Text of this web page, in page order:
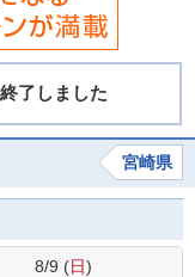
宮崎県
8/9 (日)